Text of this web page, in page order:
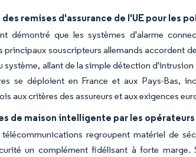
remises d'assurance de l'UE pour les
démontré que les systèmes d'alarme
principaux souscripteurs allemands accordent
allant de la simple détection
se déploient en France et aux Pays-Bas,
aux critères des assureurs et aux exigences
de maison intelligente par les
regroupent matériel de
un complément fidélisant à forte marge.